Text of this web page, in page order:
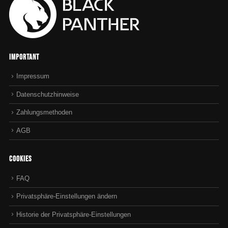
Important
Impressum
Datenschutzhinweise
Zahlungsmethoden
AGB
Cookies
FAQ
Privatsphäre-Einstellungen ändern
Historie der Privatsphäre-Einstellungen